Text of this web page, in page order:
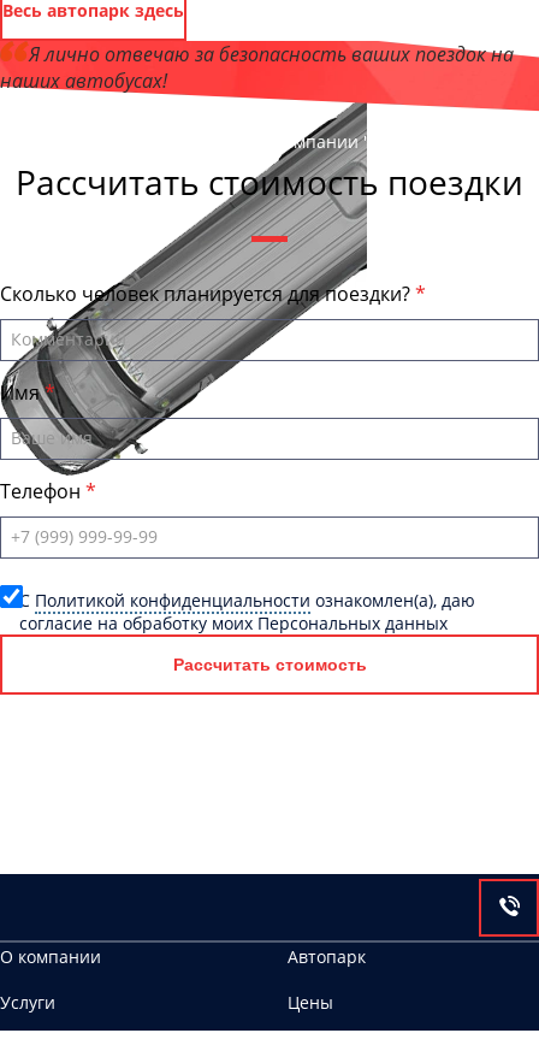
Весь автопарк здесь
Я лично отвечаю за безопасность ваших поездок на
наших автобусах!
, директор компании "Аврора"
Рассчитать стоимость поездки
Сколько человек планируется для поездки?
Имя
Телефон
C Политикой конфиденциальности ознакомлен(а), даю
согласие на обработку моих Персональных данных
Рассчитать стоимость
О компании
Автопарк
Услуги
Цены